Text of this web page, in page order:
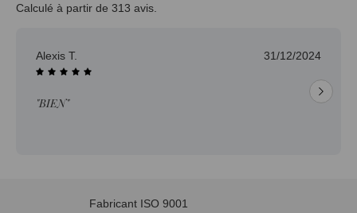
Calculé à partir de 313 avis.
Alexis T. 31/12/2024
"BIEN"
Fabricant ISO 9001